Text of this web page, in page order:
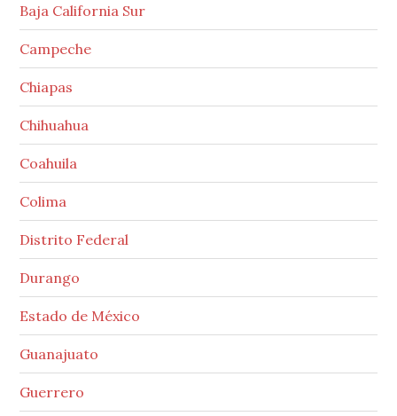
Baja California Sur
Campeche
Chiapas
Chihuahua
Coahuila
Colima
Distrito Federal
Durango
Estado de México
Guanajuato
Guerrero